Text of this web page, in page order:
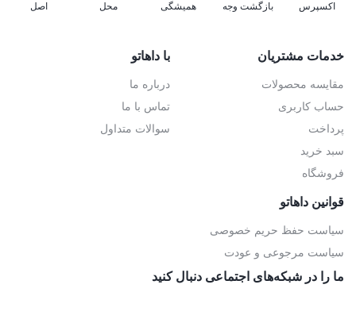
اکسپرس
بازگشت وجه
همیشگی
محل
اصل
خدمات مشتریان
مقایسه محصولات
حساب کاربری
پرداخت
سبد خرید
فروشگاه
با داهاتو
درباره ما
تماس با ما
سوالات متداول
قوانین داهاتو
سیاست حفظ حریم خصوصی
سیاست مرجوعی و عودت
ما را در شبکه‌های اجتماعی دنبال کنید